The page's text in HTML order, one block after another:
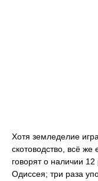
Хотя земледелие
скотоводство, всё
говорят о наличии
Одиссея; три раза